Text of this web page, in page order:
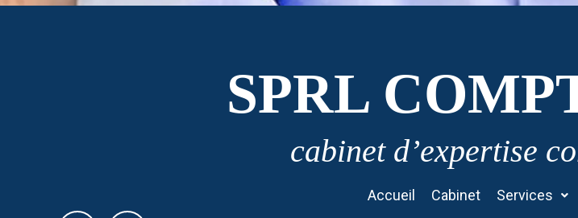
SPRL
cabinet d’expertise
Accueil Cabinet Services